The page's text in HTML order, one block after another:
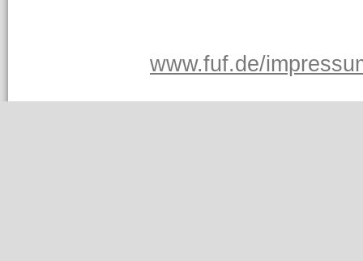
www.fuf.de/